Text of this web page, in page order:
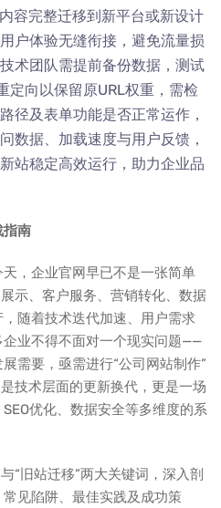
容完整迁移到新平台或新设计
户体验无缝衔接，避免流量损
术团队需提前备份数据，测试
定向以保留原URL权重，需检
径及表单功能是否正常运作，
数据、加载速度与用户反馈，
站稳定高效运行，助力企业品
指南
，企业官网早已不是一张简单
示、客户服务、营销转化、数据
随着技术迭代加速、用户需求
业不得不面对一个现实问题——
需要，亟需进行“公司网站制作”
技术层面的更新换代，更是一场
优化、数据安全等多维度的系
“旧站迁移”两大关键词，深入剖
见陷阱、最佳实践及成功策